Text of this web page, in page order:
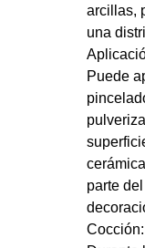
arcillas,
una
Puede
parte
Cocción: